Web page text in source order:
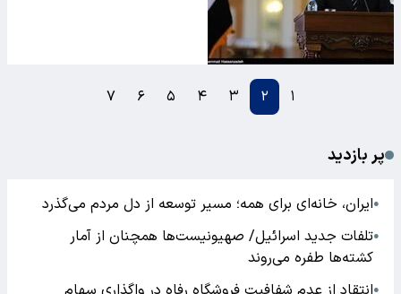
۱ ۲ ۳ ۴ ۵ ۶ ۷
پر بازدید
●ایران، خانه‌ای برای همه؛ مسیر توسعه از دل مردم می‌گذرد
●تلفات جدید اسرائیل/ صهیونیست‌ها همچنان از آمار
کشته‌ها طفره می‌روند
●